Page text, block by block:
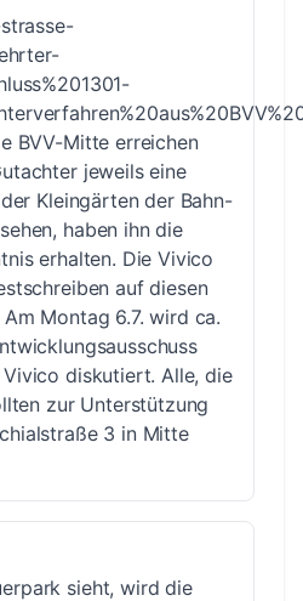
BVV-Mitte erreichen
jeweils eine
Kleingärten der Bahn-
haben ihn die
erhalten. Die Vivico
auf diesen
Montag 6.7. wird ca.
diskutiert. Alle, die
zur Unterstützung
3 in Mitte
sieht, wird die